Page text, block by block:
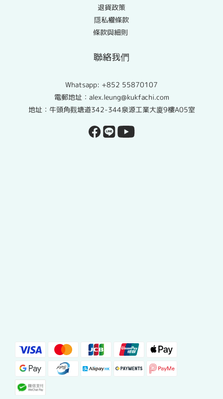
退貨政策
隱私權條款
條款與細則
聯絡我們
Whatsapp: +852 55870107
電郵地址：alex.leung@kukfachi.com
地址：牛頭角觀塘道342-344泉源工業大廈9樓A05室